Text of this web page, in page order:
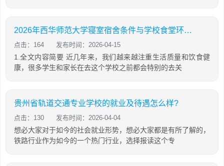
2026年西华师范大学寝室宿舍条件与学校食堂环境图片
点击：164 发布时间：2026-04-15
1.全文内容简要 近几年来，我们越来越注重生活质量和饮食健
康，很多学生和家长在去这个学校之前都会特别的去关
贵州省轨道交通专业学校的就业及待遇怎么样?
点击：130 发布时间：2026-04-04
想必大家对于如今的社会就业形势，想必大家都是有所了解的，
铁路行业作为如今的一个热门行业，选择报读这个专